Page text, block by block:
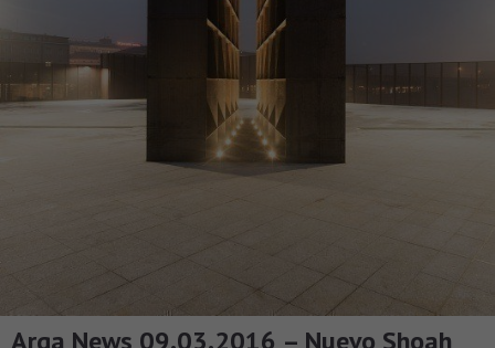
Arqa News 09.03.2016 – Nuevo Shoah